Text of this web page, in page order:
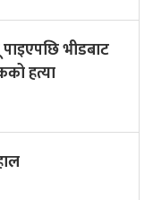
भीडबाट
हत्या